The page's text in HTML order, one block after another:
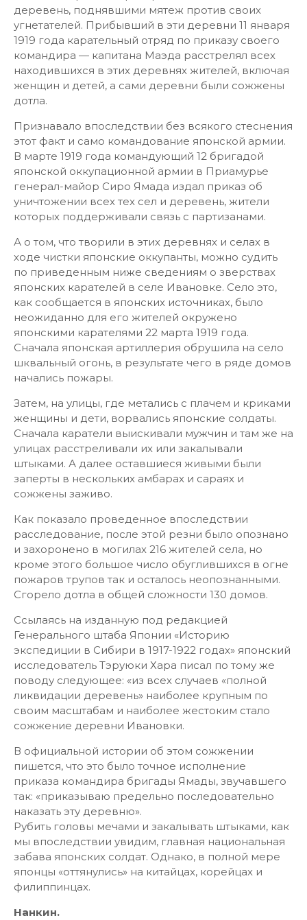
деревень, поднявшими мятеж против своих
угнетателей. Прибывший в эти деревни 11 января
1919 года карательный отряд по приказу своего
командира — капитана Маэда расстрелял всех
находившихся в этих деревнях жителей, включая
женщин и детей, а сами деревни были сожжены
дотла.
Признавало впоследствии без всякого стеснения
этот факт и само командование японской армии.
В марте 1919 года командующий 12 бригадой
японской оккупационной армии в Приамурье
генерал-майор Сиро Ямада издал приказ об
уничтожении всех тех сел и деревень, жители
которых поддерживали связь с партизанами.
А о том, что творили в этих деревнях и селах в
ходе чистки японские оккупанты, можно судить
по приведенным ниже сведениям о зверствах
японских карателей в селе Ивановке. Село это,
как сообщается в японских источниках, было
неожиданно для его жителей окружено
японскими карателями 22 марта 1919 года.
Сначала японская артиллерия обрушила на село
шквальный огонь, в результате чего в ряде домов
начались пожары.
Затем, на улицы, где метались с плачем и криками
женщины и дети, ворвались японские солдаты.
Сначала каратели выискивали мужчин и там же на
улицах расстреливали их или закалывали
штыками. А далее оставшиеся живыми были
заперты в нескольких амбарах и сараях и
сожжены заживо.
Как показало проведенное впоследствии
расследование, после этой резни было опознано
и захоронено в могилах 216 жителей села, но
кроме этого большое число обуглившихся в огне
пожаров трупов так и осталось неопознанными.
Сгорело дотла в общей сложности 130 домов.
Ссылаясь на изданную под редакцией
Генерального штаба Японии «Историю
экспедиции в Сибири в 1917-1922 годах» японский
исследователь Тэруюки Хара писал по тому же
поводу следующее: «из всех случаев «полной
ликвидации деревень» наиболее крупным по
своим масштабам и наиболее жестоким стало
сожжение деревни Ивановки.
В официальной истории об этом сожжении
пишется, что это было точное исполнение
приказа командира бригады Ямады, звучавшего
так: «приказываю предельно последовательно
наказать эту деревню».
Рубить головы мечами и закалывать штыками, как
мы впоследствии увидим, главная национальная
забава японских солдат. Однако, в полной мере
японцы «оттянулись» на китайцах, корейцах и
филиппинцах.
Нанкин.